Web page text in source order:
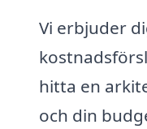
Vi erbjuder
hitta en
och din